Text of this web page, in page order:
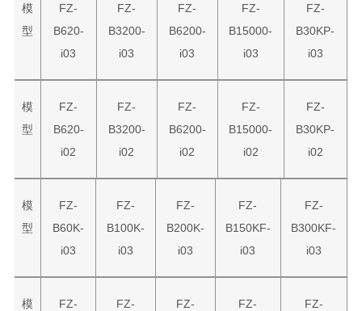
模
型
FZ-
B620-
i03
FZ-
B3200-
i03
FZ-
B6200-
i03
FZ-
B15000-
i03
FZ-
B30KP-
i03
模
型
FZ-
B620-
i02
FZ-
B3200-
i02
FZ-
B6200-
i02
FZ-
B15000-
i02
FZ-
B30KP-
i02
模
型
FZ-
B60K-
i03
FZ-
B100K-
i03
FZ-
B200K-
i03
FZ-
B150KF-
i03
FZ-
B300KF-
i03
模
FZ-
FZ-
FZ-
FZ-
FZ-